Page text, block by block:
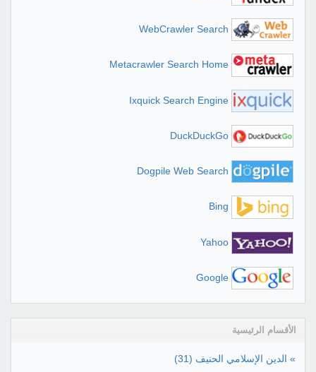
WebCrawler Search
Metacrawler Search Home
Ixquick Search Engine
DuckDuckGo
Dogpile Web Search
Bing
Yahoo
Google
الأقسام الرئيسية
» الدين الإسلامي الحنيف (31)